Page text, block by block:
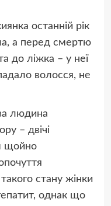
останній рік
а перед смертю
до ліжка – у неї
волосся, не
людина
– двічі
щойно
стану жінки
однак що